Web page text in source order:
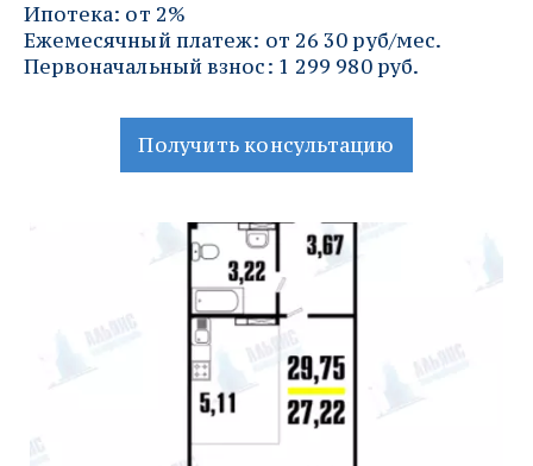
Ипотека: от 2%
Ежемесячный платеж: от 26 30 руб/мес.
Первоначальный взнос: 1 299 980 руб.
Получить консультацию